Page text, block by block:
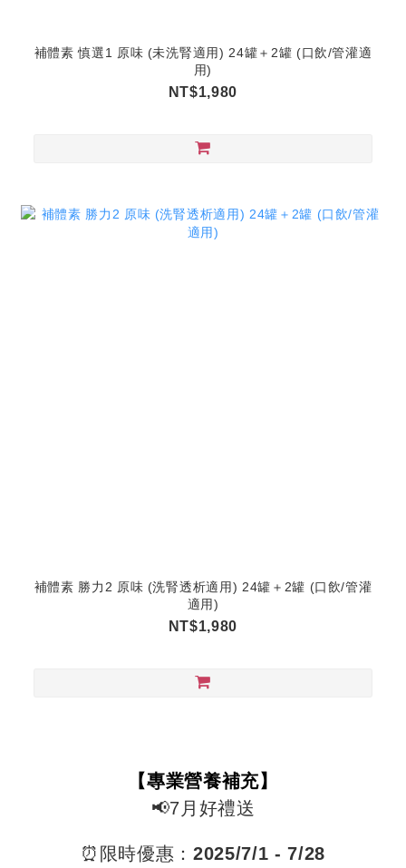
補體素 慎選1 原味 (未洗腎適用) 24罐＋2罐 (口飲/管灌適
用)
NT$1,980
補體素 勝力2 原味 (洗腎透析適用) 24罐＋2罐 (口飲/管灌
適用)
NT$1,980
【專業營養補充】
📢7月好禮送
⏰限時優惠： 2025/7/1 - 7/28